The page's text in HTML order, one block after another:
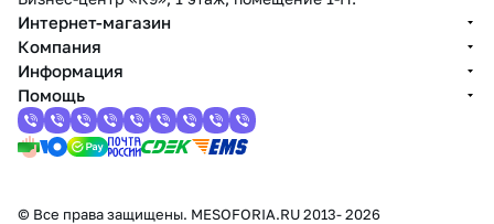
Интернет-магазин
Компания
Информация
Помощь
© Все права защищены. MESOFORIA.RU 2013- 2026